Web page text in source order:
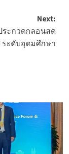
Next:
ระกวดกลอนสด
ระดับอุดมศึกษา